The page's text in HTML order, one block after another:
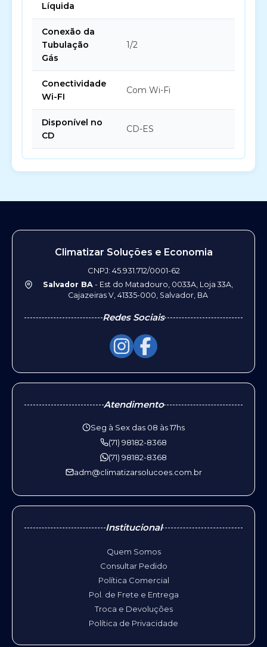
Líquida
Conexão da
Tubulação
Gás
1/2
Conectividade
Wi-FI
Com Wi-Fi
Disponível no
CD
CD-ES
Climatizar Soluções e Economia
CNPJ: 45.931.712/0001-62
Salvador BA- Est do Matadouro, 0033A, Loja 33A,
Cajazeiras V, 41335-000, Salvador, BA
Redes Sociais
Atendimento
Seg à Sex das 08 às 17hs
(71) 98182-8368
(71) 98182-8368
adm@climatizarsolucoes.com.br
Institucional
Quem Somos
Consultar Pedido
Política Comercial
Pol. de Frete e Entrega
Troca e Devoluções
Política de Privacidade